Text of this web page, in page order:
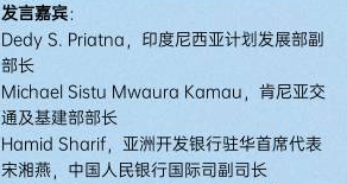
发言嘉宾：
Dedy S. Priatna，印度尼西亚计划发展部副
部长
Michael Sistu Mwaura Kamau，肯尼亚交
通及基建部部长
Hamid Sharif，亚洲开发银行驻华首席代表
宋湘燕，中国人民银行国际司副司长